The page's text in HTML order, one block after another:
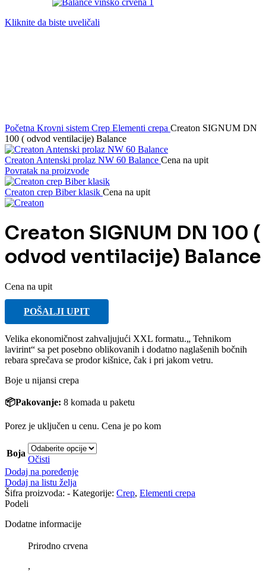
Kliknite da biste uveličali
Početna Krovni sistem Crep Elementi crepa Creaton SIGNUM DN
100 ( odvod ventilacije) Balance
Creaton Antenski prolaz NW 60 Balance Cena na upit
Povratak na proizvode
Creaton crep Biber klasik Cena na upit
Creaton SIGNUM DN 100 (
odvod ventilacije) Balance
Cena na upit
POŠALJI UPIT
Velika ekonomičnost zahvaljujući XXL formatu.„ Tehnikom
lavirint“ sa pet posebno oblikovanih i dodatno naglašenih bočnih
rebara sprečava se prodor kišnice, čak i pri jakom vetru.
Boje u nijansi crepa
📦Pakovanje: 8 komada u paketu
Porez je uključen u cenu. Cena je po kom
Boja
Očisti
Dodaj na poređenje
Dodaj na listu želja
Šifra proizvoda: - Kategorije: Crep, Elementi crepa
Podeli
Dodatne informacije
Prirodno crvena
,